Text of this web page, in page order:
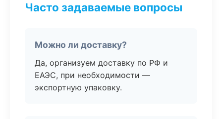
Часто задаваемые вопросы
Можно ли доставку?
Да, организуем доставку по РФ и
ЕАЭС, при необходимости —
экспортную упаковку.